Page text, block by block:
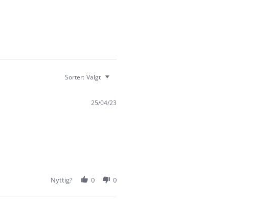
Sorter: Valgt
25/04/23
Nyttig? 0 0